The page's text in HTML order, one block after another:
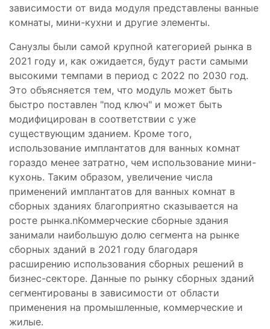
зависимости от вида модуля представлены ванные
комнаты, мини-кухни и другие элементы.
Санузлы были самой крупной категорией рынка в
2021 году и, как ожидается, будут расти самыми
высокими темпами в период с 2022 по 2030 год.
Это объясняется тем, что модуль может быть
быстро поставлен "под ключ" и может быть
модифицирован в соответствии с уже
существующим зданием. Кроме того,
использование имплантатов для ванных комнат
гораздо менее затратно, чем использование мини-
кухонь. Таким образом, увеличение числа
применений имплантатов для ванных комнат в
сборных зданиях благоприятно сказывается на
росте рынка.nКоммерческие сборные здания
занимали наибольшую долю сегмента на рынке
сборных зданий в 2021 году благодаря
расширению использования сборных решений в
бизнес-секторе. Данные по рынку сборных зданий
сегментированы в зависимости от области
применения на промышленные, коммерческие и
жилые.